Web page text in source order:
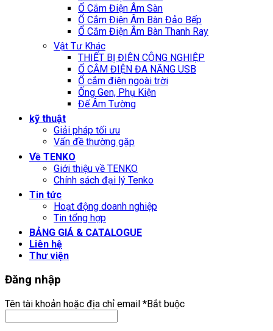
Ổ Cắm Điện Âm Sàn
Ổ Cắm Điện Âm Bàn Đảo Bếp
Ổ Cắm Điện Âm Bàn Thanh Ray
Vật Tư Khác
THIẾT BỊ ĐIỆN CÔNG NGHIỆP
Ổ CẮM ĐIỆN ĐA NĂNG USB
Ổ cắm điện ngoài trời
Ống Gen, Phụ Kiện
Đế Âm Tường
kỹ thuật
Giải pháp tối ưu
Vấn đề thường gặp
Về TENKO
Giới thiệu về TENKO
Chính sách đại lý Tenko
Tin tức
Hoạt động doanh nghiệp
Tin tổng hợp
BẢNG GIÁ & CATALOGUE
Liên hệ
Thư viện
Đăng nhập
Tên tài khoản hoặc địa chỉ email *Bắt buộc